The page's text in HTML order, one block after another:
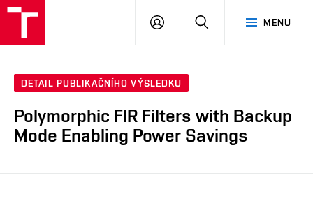
MENU
PŘIHLÁSIT
DETAIL PUBLIKAČNÍHO VÝSLEDKU
Polymorphic FIR Filters with Backup
Mode Enabling Power Savings